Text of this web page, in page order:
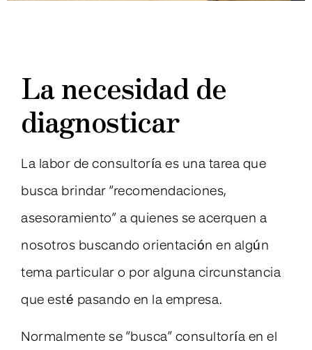
La necesidad de
diagnosticar
La labor de consultoría es una tarea que
busca brindar “recomendaciones,
asesoramiento” a quienes se acerquen a
nosotros buscando orientación en algún
tema particular o por alguna circunstancia
que esté pasando en la empresa.
Normalmente se “busca” consultoría en el